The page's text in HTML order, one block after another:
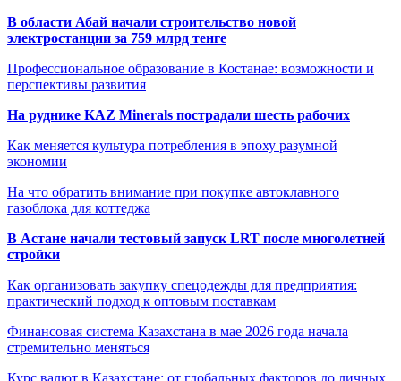
В области Абай начали строительство новой
электростанции за 759 млрд тенге
Профессиональное образование в Костанае: возможности и
перспективы развития
На руднике KAZ Minerals пострадали шесть рабочих
Как меняется культура потребления в эпоху разумной
экономии
На что обратить внимание при покупке автоклавного
газоблока для коттеджа
В Астане начали тестовый запуск LRT после многолетней
стройки
Как организовать закупку спецодежды для предприятия:
практический подход к оптовым поставкам
Финансовая система Казахстана в мае 2026 года начала
стремительно меняться
Курс валют в Казахстане: от глобальных факторов до личных